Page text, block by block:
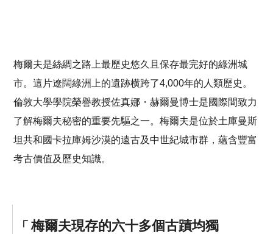
梅爾夫是絲綢之路上最歷史悠久且保存最完好的綠洲城
市。這片遼闊綠洲上的遺跡横跨了4,000年的人類歷史。
倫敦大學學院榮譽教授佐真娜・赫爾曼博士是國際間致力
了解梅爾夫秘密的重要先驅之一。梅爾夫是位於土庫曼斯
坦共和國卡拉庫姆沙漠的遠古及中世紀城市群，蘊含豐富
考古價值及歷史知識。
梅爾夫現存的六十多個古蹟均獨